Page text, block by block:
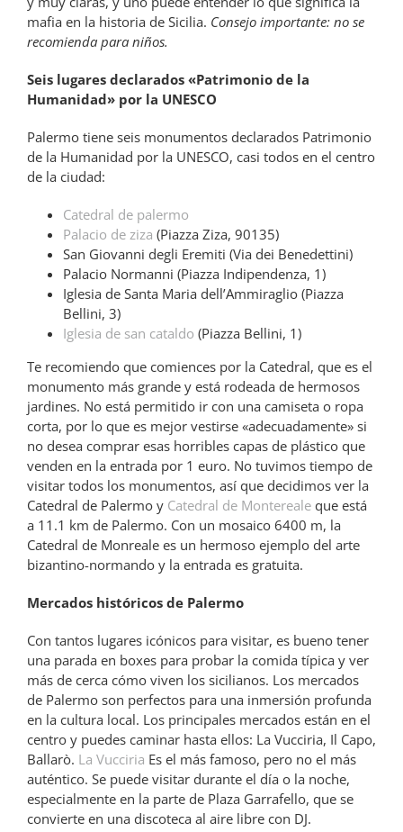
mafia en la historia de Sicilia. Consejo importante: no se
recomienda para niños.
Seis lugares declarados «Patrimonio de la
Humanidad» por la UNESCO
Palermo tiene seis monumentos declarados Patrimonio
de la Humanidad por la UNESCO, casi todos en el centro
de la ciudad:
Catedral de palermo
Palacio de ziza (Piazza Ziza, 90135)
San Giovanni degli Eremiti (Via dei Benedettini)
Palacio Normanni (Piazza Indipendenza, 1)
Iglesia de Santa Maria dell’Ammiraglio (Piazza
Bellini, 3)
Iglesia de san cataldo (Piazza Bellini, 1)
Te recomiendo que comiences por la Catedral, que es el
monumento más grande y está rodeada de hermosos
jardines. No está permitido ir con una camiseta o ropa
corta, por lo que es mejor vestirse «adecuadamente» si
no desea comprar esas horribles capas de plástico que
venden en la entrada por 1 euro. No tuvimos tiempo de
visitar todos los monumentos, así que decidimos ver la
Catedral de Palermo y Catedral de Montereale que está
a 11.1 km de Palermo. Con un mosaico 6400 m, la
Catedral de Monreale es un hermoso ejemplo del arte
bizantino-normando y la entrada es gratuita.
Mercados históricos de Palermo
Con tantos lugares icónicos para visitar, es bueno tener
una parada en boxes para probar la comida típica y ver
más de cerca cómo viven los sicilianos. Los mercados
de Palermo son perfectos para una inmersión profunda
en la cultura local. Los principales mercados están en el
centro y puedes caminar hasta ellos: La Vucciria, Il Capo,
Ballarò. La Vucciria Es el más famoso, pero no el más
auténtico. Se puede visitar durante el día o la noche,
especialmente en la parte de Plaza Garrafello, que se
convierte en una discoteca al aire libre con DJ.